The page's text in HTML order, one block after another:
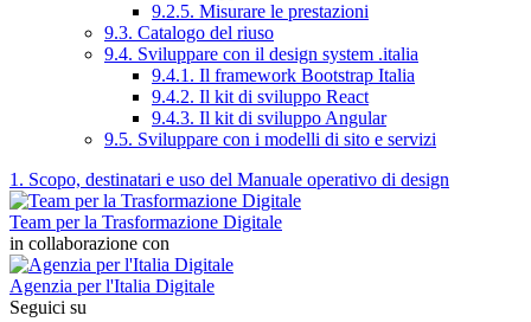
9.2.5. Misurare le prestazioni
9.3. Catalogo del riuso
9.4. Sviluppare con il design system .italia
9.4.1. Il framework Bootstrap Italia
9.4.2. Il kit di sviluppo React
9.4.3. Il kit di sviluppo Angular
9.5. Sviluppare con i modelli di sito e servizi
1. Scopo, destinatari e uso del Manuale operativo di design
Team per la Trasformazione Digitale
in collaborazione con
Agenzia per l'Italia Digitale
Seguici su